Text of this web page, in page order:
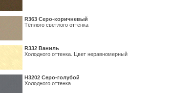
R363 Серо-коричневый
Тёплого светлого оттенка
R332 Ваниль
Холодного оттенка. Цвет неравномерный
Н3202 Серо-голубой
Холодного оттенка